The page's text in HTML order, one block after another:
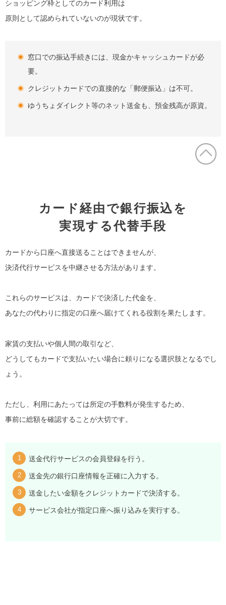
ショッピング枠としてのカード利用は
原則として認められていないのが現状です。
窓口での振込手続きには、現金かキャッシュカードが必
要。
クレジットカードでの直接的な「郵便振込」は不可。
ゆうちょダイレクト等のネット送金も、預金残高が原資。
カード経由で銀行振込を
実現する代替手段
カードから口座へ直接送ることはできませんが、
決済代行サービスを中継させる方法があります。
これらのサービスは、カードで決済した代金を、
あなたの代わりに指定の口座へ届けてくれる役割を果たします。
家賃の支払いや個人間の取引など、
どうしてもカードで支払いたい場合に頼りになる選択肢となるでし
ょう。
ただし、利用にあたっては所定の手数料が発生するため、
事前に総額を確認することが大切です。
送金代行サービスの会員登録を行う。
送金先の銀行口座情報を正確に入力する。
送金したい金額をクレジットカードで決済する。
サービス会社が指定口座へ振り込みを実行する。